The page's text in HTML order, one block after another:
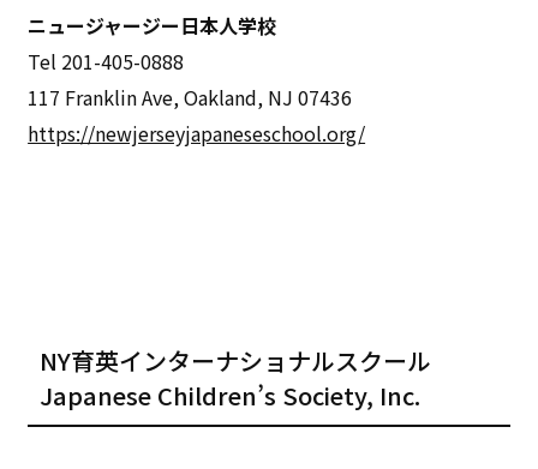
ニュージャージー日本人学校
Tel 201-405-0888
117 Franklin Ave, Oakland, NJ 07436
https://newjerseyjapaneseschool.org/
NY育英インターナショナルスクール
Japanese Children’s Society, Inc.